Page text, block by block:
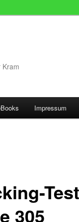
Kram
Impressum
305